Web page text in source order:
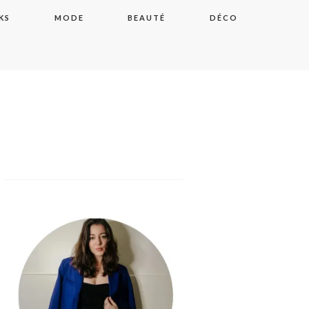
MODE BEAUTÉ DÉCO